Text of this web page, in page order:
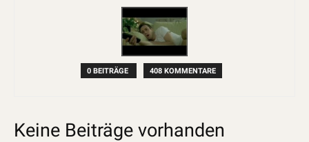
0 BEITRÄGE 408 KOMMENTARE
Keine Beiträge vorhanden